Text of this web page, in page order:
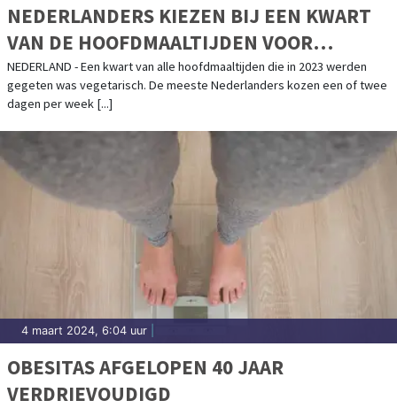
NEDERLANDERS KIEZEN BIJ EEN KWART
VAN DE HOOFDMAALTIJDEN VOOR
VEGETARISCH
NEDERLAND - Een kwart van alle hoofdmaaltijden die in 2023 werden
gegeten was vegetarisch. De meeste Nederlanders kozen een of twee
dagen per week [...]
4 maart 2024, 6:04 uur
OBESITAS AFGELOPEN 40 JAAR
VERDRIEVOUDIGD